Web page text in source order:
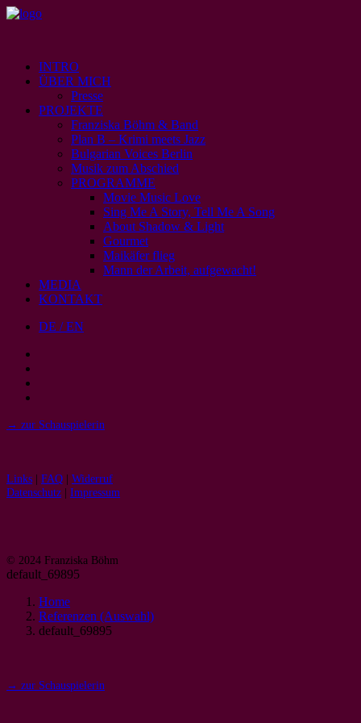
INTRO
ÜBER MICH
Presse
PROJEKTE
Franziska Böhm & Band
Plan B – Krimi meets Jazz
Bulgarian Voices Berlin
Musik zum Abschied
PROGRAMME
Movie Music Love
Sing Me A Story, Tell Me A Song
About Shadow & Light
Gourmet
Maikäfer flieg
Mann der Arbeit, aufgewacht!
MEDIA
KONTAKT
DE / EN
→ zur Schauspielerin
Links | FAQ | Widerruf
Datenschutz | Impressum
© 2024 Franziska Böhm
default_69895
Home
Referenzen (Auswahl)
default_69895
→ zur Schauspielerin